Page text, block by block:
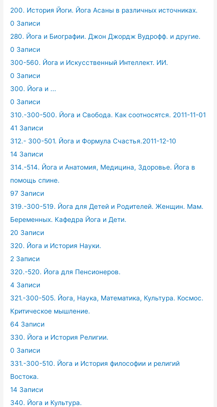
200. История Йоги. Йога Асаны в различных источниках.
0 Записи
280. Йога и Биографии. Джон Джордж Вудрофф. и другие.
0 Записи
300-560. Йога и Искусственный Интеллект. ИИ.
0 Записи
300. Йога и ...
0 Записи
310.-300-500. Йога и Свобода. Как соотносятся. 2011-11-01
41 Записи
312.- 300-501. Йога и Формула Счастья.2011-12-10
14 Записи
314.-514. Йога и Анатомия, Медицина, Здоровье. Йога в
помощь спине.
97 Записи
319.-300-519. Йога для Детей и Родителей. Женщин. Мам.
Беременных. Кафедра Йога и Дети.
20 Записи
320. Йога и История Науки.
2 Записи
320.-520. Йога для Пенсионеров.
4 Записи
321.-300-505. Йога, Наука, Математика, Культура. Космос.
Критическое мышление.
64 Записи
330. Йога и История Религии.
0 Записи
331.-300-510. Йога и История философии и религий
Востока.
14 Записи
340. Йога и Культура.